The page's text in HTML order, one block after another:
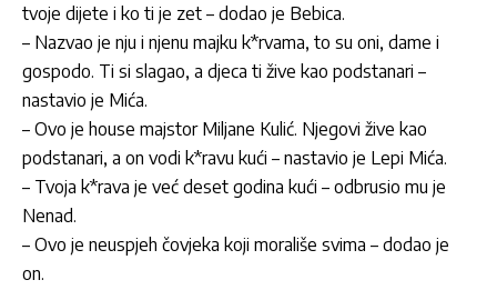
tvoje dijete i ko ti je zet – dodao je Bebica.
– Nazvao je nju i njenu majku k*rvama, to su oni, dame i
gospodo. Ti si slagao, a djeca ti žive kao podstanari –
nastavio je Mića.
– Ovo je house majstor Miljane Kulić. Njegovi žive kao
podstanari, a on vodi k*ravu kući – nastavio je Lepi Mića.
– Tvoja k*rava je već deset godina kući – odbrusio mu je
Nenad.
– Ovo je neuspjeh čovjeka koji morališe svima – dodao je
on.